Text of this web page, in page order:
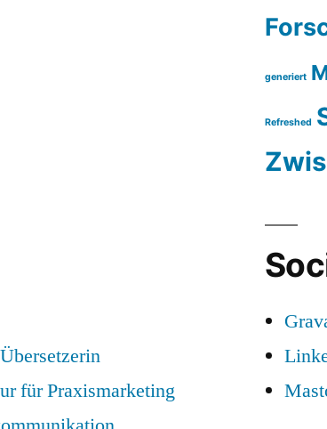
generiert
Refreshed
für Praxismarketing